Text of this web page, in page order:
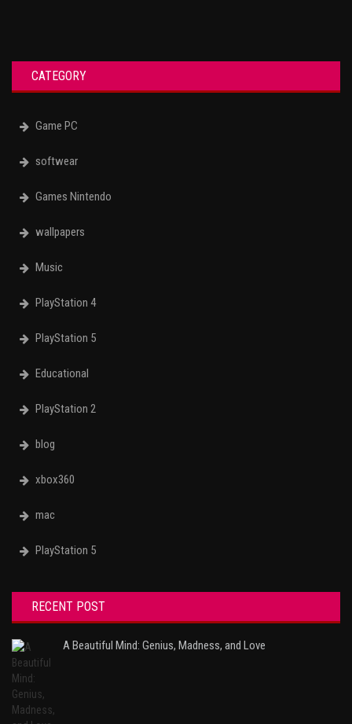
CATEGORY
Game PC
softwear
Games Nintendo
wallpapers
Music
PlayStation 4
PlayStation 5
Educational
PlayStation 2
blog
xbox360
mac
PlayStation 5
RECENT POST
A Beautiful Mind: Genius, Madness, and Love